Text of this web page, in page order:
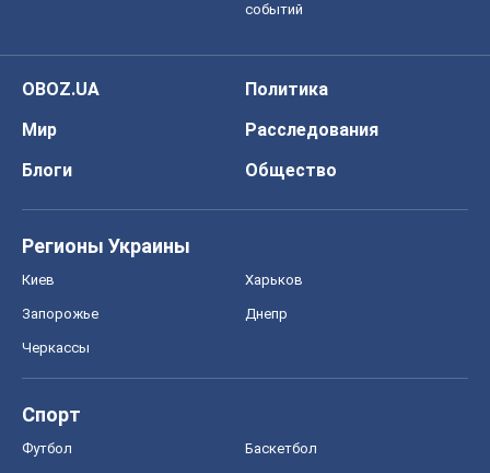
событий
OBOZ.UA
Политика
Мир
Расследования
Блоги
Общество
Регионы Украины
Киев Харьков
Запорожье Днепр
Черкассы
Спорт
Футбол Баскетбол